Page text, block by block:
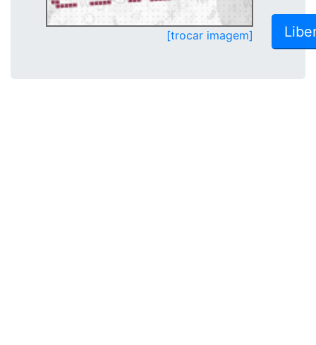
[trocar imagem]